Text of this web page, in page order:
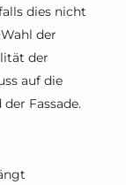
dies nicht
der
der
auf die
Fassade.